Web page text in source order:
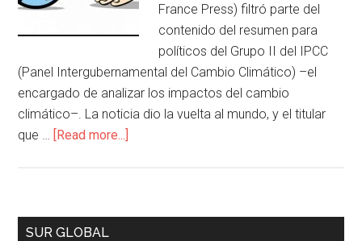
France Press) filtró parte del
contenido del resumen para
políticos del Grupo II del IPCC
(Panel Intergubernamental del Cambio Climático) –el
encargado de analizar los impactos del cambio
climático–. La noticia dio la vuelta al mundo, y el titular
que … [Read more...]
SUR GLOBAL